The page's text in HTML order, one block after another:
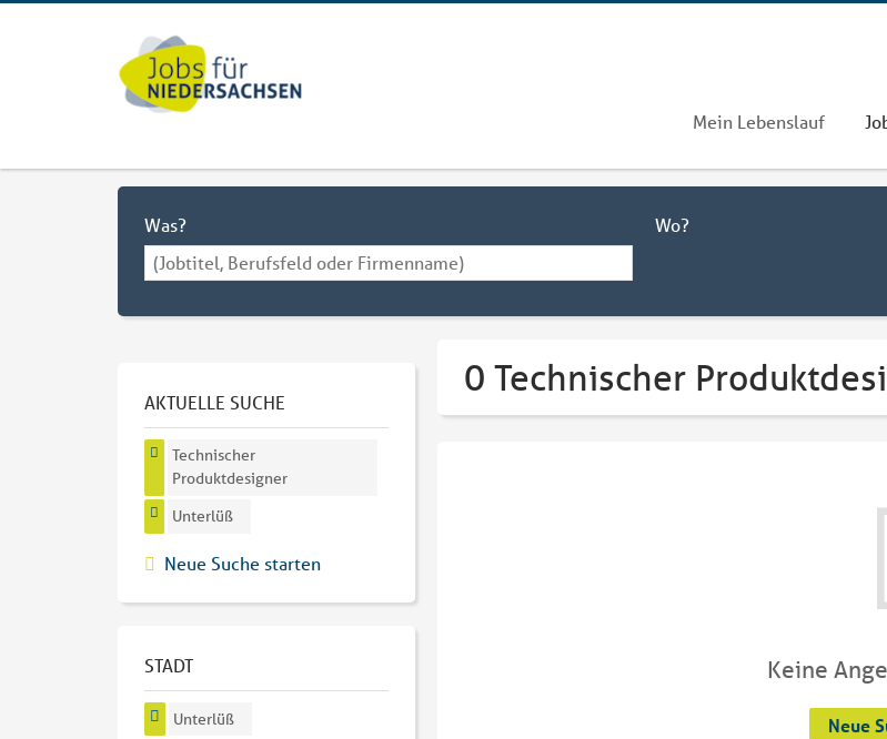
Mein Lebenslauf
Was? Wo?
0 Technischer
Keine
Neue
AKTUELLE SUCHE
Technischer
Produktdesigner
Unterlüß
Neue Suche starten
STADT
Unterlüß